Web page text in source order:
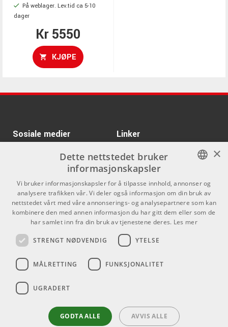
På weblager. Lev.tid ca 5-10
dager
Kr 5550
KJØPE
Sosiale medier Linker
Om Oss
Kontakt oss
Kjøpsvilkår
Butikken
Varemerker
0555 Oslo
NORWEGIAN
×
Dette nettstedet bruker
informasjonskapsler
Vi bruker informasjonskapsler for å tilpasse innhold, annonser og
analysere trafikken vår. Vi deler også informasjon om din bruk av
nettstedet vårt med våre annonserings- og analysepartnere som kan
kombinere den med annen informasjon du har gitt dem eller som de
har samlet inn fra din bruk av tjenestene deres. Les mer
STRENGT NØDVENDIG YTELSE
MÅLRETTING FUNKSJONALITET
UGRADERT
GODTA ALLE AVVIS ALLE